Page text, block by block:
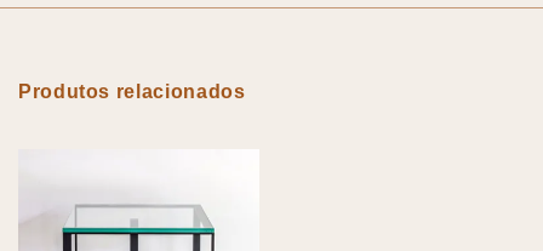
Produtos relacionados